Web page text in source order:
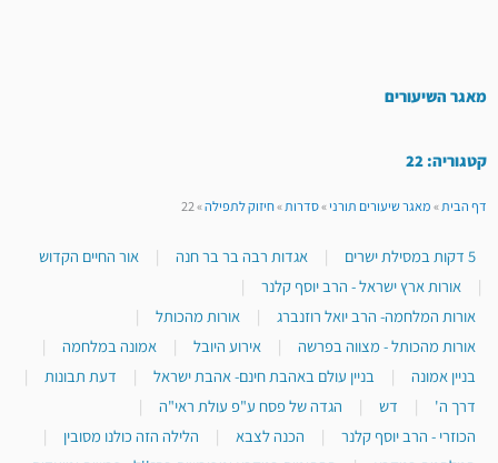
מאגר השיעורים
קטגוריה: 22
דף הבית»מאגר שיעורים תורני»סדרות»חיזוק לתפילה»
22
5 דקות במסילת ישרים | אגדות רבה בר בר חנה |
אור החיים הקדוש
|
אורות ארץ ישראל - הרב יוסף קלנר
|
אורות המלחמה- הרב יואל רוזנברג
| אורות מהכותל
|
אורות מהכותל - מצווה בפרשה
| אירוע היובל | אמונה במלחמה
|
בניין אמונה
| בניין עולם באהבת חינם- אהבת ישראל | דעת תבונות
|
דרך ה'
| דש | הגדה של פסח ע"פ עולת ראי"ה
|
הכוזרי - הרב יוסף קלנר
| הכנה לצבא | הלילה הזה כולנו מסובין
|